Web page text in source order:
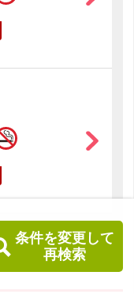
条件を変更して
再検索